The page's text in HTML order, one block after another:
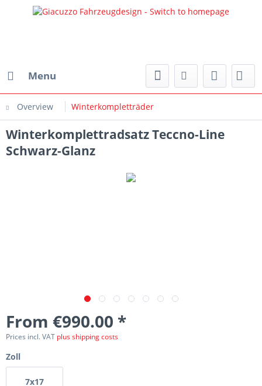
Menu
Overview Winterkompletträder
Winterkomplettradsatz Teccno-Line
Schwarz-Glanz
From €990.00 *
Prices incl. VAT plus shipping costs
Zoll
7x17